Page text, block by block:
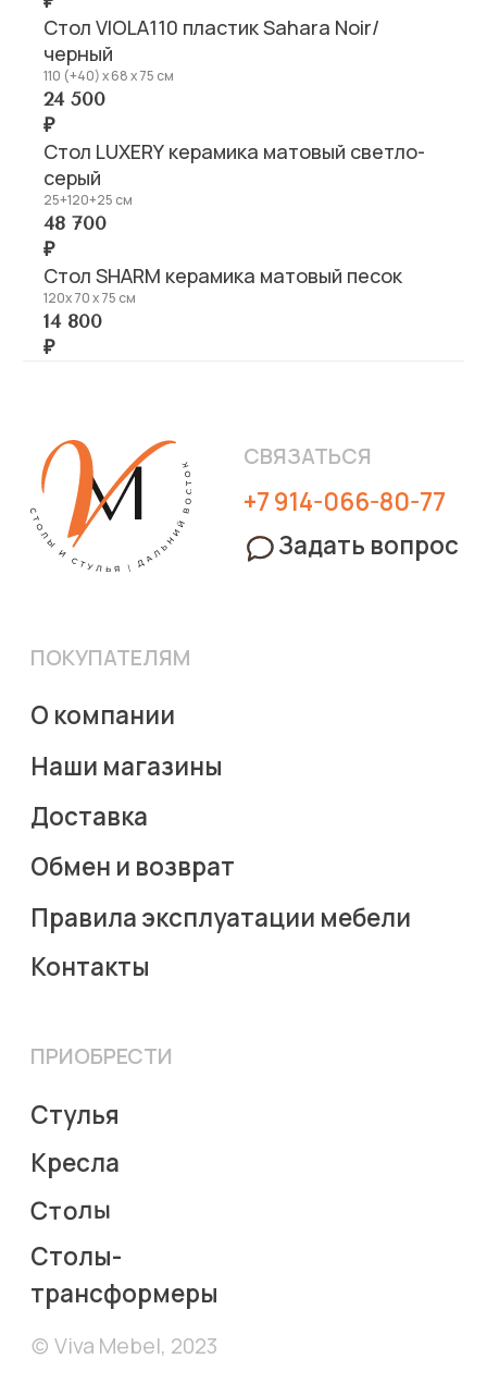
Стол VIOLA110 пластик Sahara Noir/
черный
110 (+40) х 68 х 75 см
24 500
₽
Стол LUXERY керамика матовый светло-
серый
25+120+25 см
48 700
₽
Стол SHARM керамика матовый песок
120х 70 х 75 см
14 800
₽